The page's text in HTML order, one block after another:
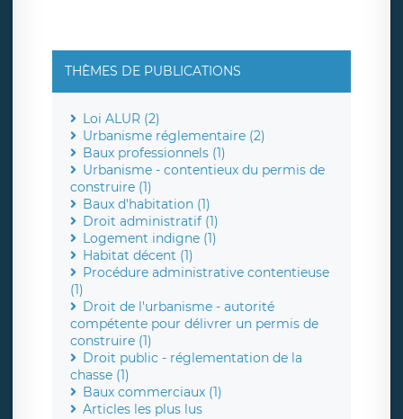
THÈMES DE PUBLICATIONS
Loi ALUR (2)
Urbanisme réglementaire (2)
Baux professionnels (1)
Urbanisme - contentieux du permis de
construire (1)
Baux d'habitation (1)
Droit administratif (1)
Logement indigne (1)
Habitat décent (1)
Procédure administrative contentieuse
(1)
Droit de l'urbanisme - autorité
compétente pour délivrer un permis de
construire (1)
Droit public - réglementation de la
chasse (1)
Baux commerciaux (1)
Articles les plus lus